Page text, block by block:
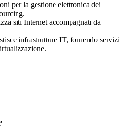
per la gestione elettronica dei
siti Internet accompagnati da
infrastrutture IT, fornendo servizi